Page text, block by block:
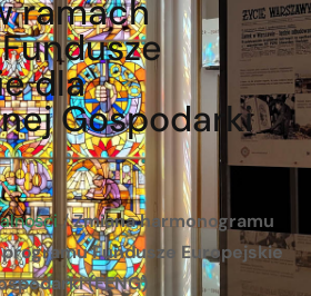
ramach
dla
Gospodarki
/Zmiana harmonogramu
Fundusze Europejskie
(FENG)